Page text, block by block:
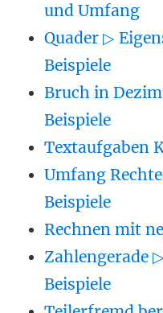
und Umfang
Quader ▷
Beispiele
Bruch in
Beispiele
Textaufgaben
Umfang
Beispiele
Rechnen mit
Zahlengerade
Beispiele